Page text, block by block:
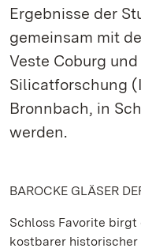
Ergebnisse der
gemeinsam mit
Veste Coburg
Silicatforschung
Bronnbach, in
werden.
BAROCKE GLÄSER
Schloss Favorite
kostbarer historischer